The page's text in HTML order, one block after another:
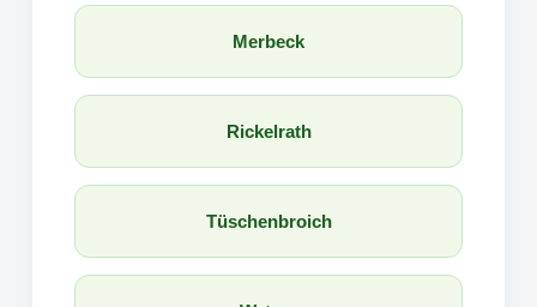
Merbeck
Rickelrath
Tüschenbroich